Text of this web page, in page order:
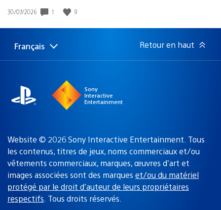
Date
publication
30/07/2026 1 9
Choisir
une
Région
actuelle
Français Retour en haut
Sony
Interactive
Entertainment
Website © 2026 Sony Interactive Entertainment. Tous
les contenus, titres de jeux, noms commerciaux et/ou
vêtements commerciaux, marques, œuvres d’art et
images associées sont des marques et/ou du matériel
protégé par le droit d’auteur de leurs propriétaires
respectifs. Tous droits réservés.